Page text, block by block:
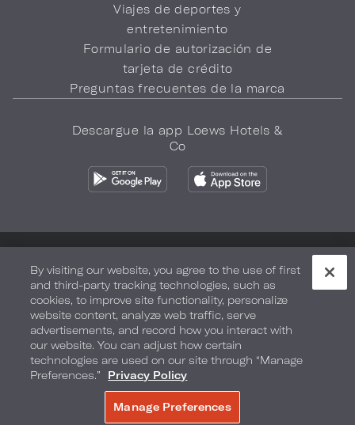
Viajes de deportes y
entretenimiento
Formulario de autorización de
tarjeta de crédito
Preguntas frecuentes de la marca
Descargue la app Loews Hotels &
Co
Seguridad y bienestar Términos de Uso Accesibilidad
Mapa del sitio Sus opciones de privacidad
DERECHOS DE AUTOR 2026.LOEWS HOTELS & CO
By visiting our website, you agree to the use of first
and third-party tracking technologies, such as
cookies, to improve site functionality, personalize
website content, analyze web traffic, serve
advertisements, and record how you interact with
our website. You can adjust how certain
technologies are used on our site through “Manage
Preferences.”
Privacy Policy
Manage Preferences